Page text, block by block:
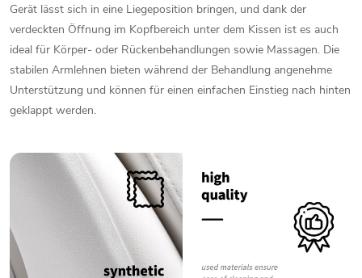
Gerät lässt sich in eine Liegeposition bringen, und dank der
verdeckten Öffnung im Kopfbereich unter dem Kissen ist es auch
ideal für Körper- oder Rückenbehandlungen sowie Massagen. Die
stabilen Armlehnen bieten während der Behandlung angenehme
Unterstützung und können für einen einfachen Einstieg nach hinten
geklappt werden.